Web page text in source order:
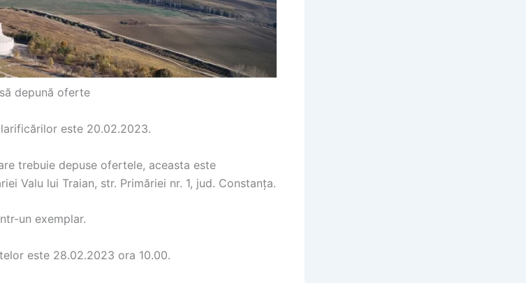
depună oferte
este 20.02.2023.
trebuie depuse ofertele, aceasta este
Valu lui Traian, str. Primăriei nr. 1, jud. Constanța.
un exemplar.
este 28.02.2023 ora 10.00.